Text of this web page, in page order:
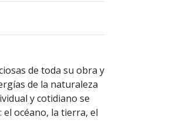
de toda su obra y
de la naturaleza
y cotidiano se
océano, la tierra, el